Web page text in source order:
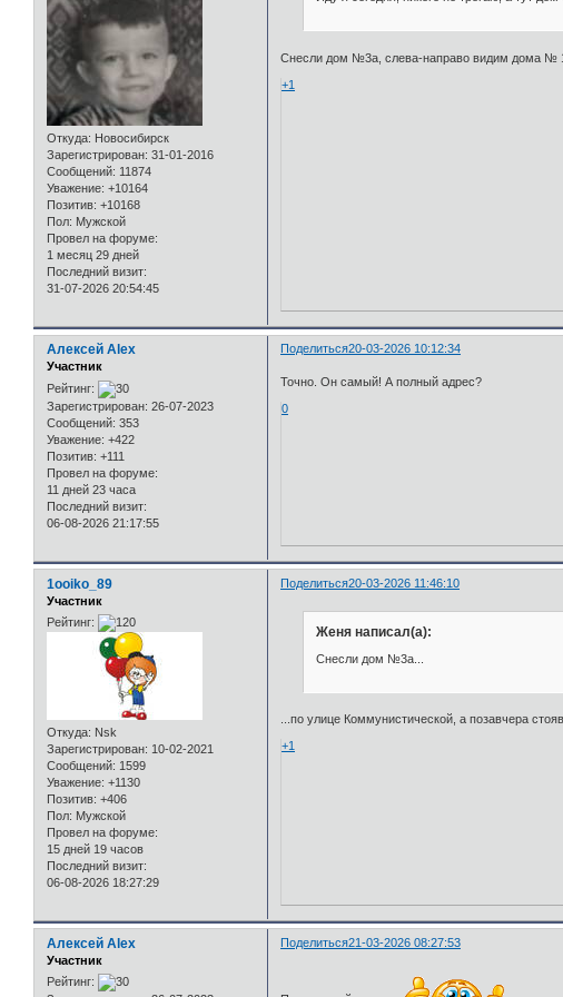
Откуда: Новосибирск
Зарегистрирован: 31-01-2016
Сообщений: 11874
Уважение: +10164
Позитив: +10168
Пол: Мужской
Провел на форуме:
1 месяц 29 дней
Последний визит:
31-07-2026 20:54:45
Снесли дом №3а, слева-направо видим дома №
+1
Поделиться20-03-2026 10:12:34
Алексей Alex
Участник
Рейтинг:
Зарегистрирован: 26-07-2023
Сообщений: 353
Уважение: +422
Позитив: +111
Провел на форуме:
11 дней 23 часа
Последний визит:
06-08-2026 21:17:55
Точно. Он самый! А полный адрес?
0
Поделиться20-03-2026 11:46:10
1ooiko_89
Участник
Рейтинг:
Откуда: Nsk
Зарегистрирован: 10-02-2021
Сообщений: 1599
Уважение: +1130
Позитив: +406
Пол: Мужской
Провел на форуме:
15 дней 19 часов
Последний визит:
06-08-2026 18:27:29
Женя написал(а):
Снесли дом №3а...
...по улице Коммунистической, а позавчера
+1
Поделиться21-03-2026 08:27:53
Алексей Alex
Участник
Рейтинг: